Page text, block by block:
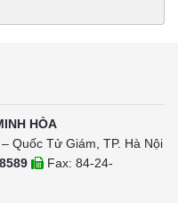
HÒA
Quốc Tử Giám, TP. Hà Nội
Fax: 84-24-